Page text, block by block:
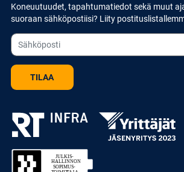
Koneuutuudet, tapahtumatiedot sekä muut
suoraan sähköpostiisi? Liity